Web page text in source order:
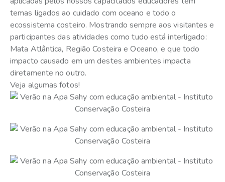
temas ligados ao cuidado com oceano e todo o
ecossistema costeiro. Mostrando sempre aos visitantes e
participantes das atividades como tudo está interligado:
Mata Atlântica, Região Costeira e Oceano, e que todo
impacto causado em um destes ambientes impacta
diretamente no outro.
Veja algumas fotos!